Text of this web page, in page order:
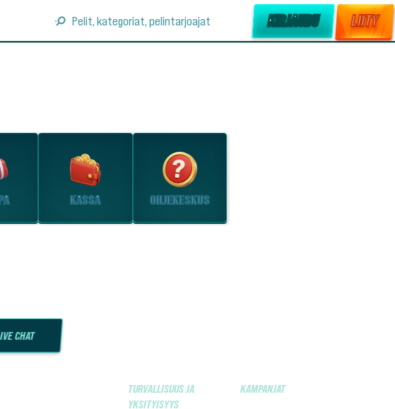
Pelit, kategoriat, pelintarjoajat KIRJAUDU LIITY
KASSA OHJEKESKUS
CHAT
TURVALLISUUS JA
YKSITYISYYS
KAMPANJAT